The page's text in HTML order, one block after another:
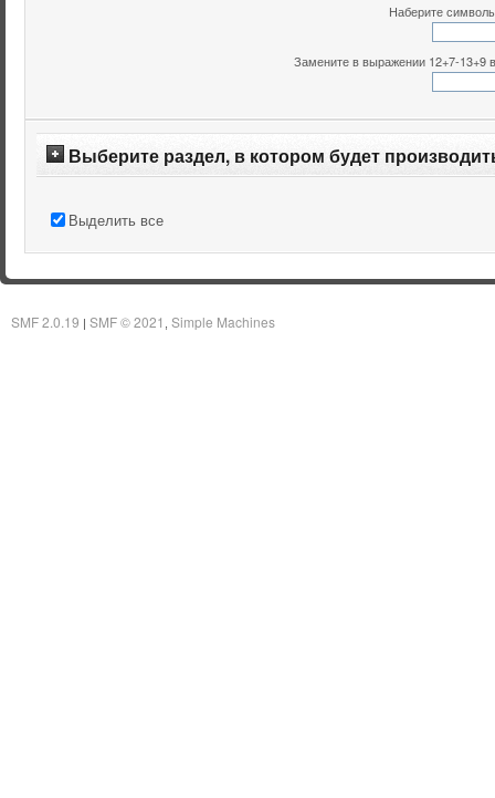
Наберите
Замените в выражении 12+7-13+9
Выберите раздел, в котором будет
Выделить все
SMF 2.0.19 | SMF © 2021 Simple Machines